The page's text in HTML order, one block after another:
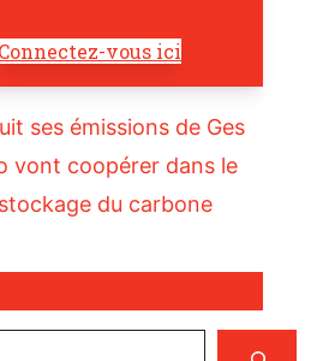
Connectez-vous ici
ses émissions de Ges
vont coopérer dans le
du carbone